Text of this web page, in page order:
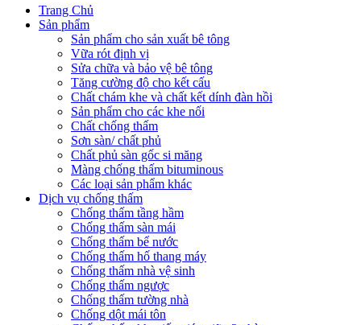
Trang Chủ
Sản phẩm
Sản phẩm cho sản xuất bê tông
Vữa rót định vị
Sửa chữa và bảo vệ bê tông
Tăng cường độ cho kết cấu
Chất chám khe và chất kết dính đàn hồi
Sản phẩm cho các khe nối
Chất chống thấm
Sơn sàn/ chất phủ
Chất phủ sàn gốc si măng
Màng chống thấm bituminous
Các loại sản phẩm khác
Dịch vụ chống thấm
Chống thấm tầng hầm
Chống thấm sàn mái
Chống thấm bể nước
Chống thấm hố thang máy
Chống thấm nhà vệ sinh
Chống thấm ngược
Chống thấm tường nhà
Chống dột mái tôn